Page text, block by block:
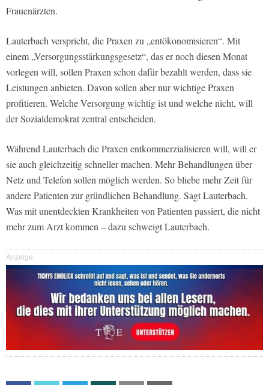
Frauenärzten.
Lauterbach verspricht, die Praxen zu „entökonomisieren“. Mit
einem „Versorgungsstärkungsgesetz“, das er noch diesen Monat
vorlegen will, sollen Praxen schon dafür bezahlt werden, dass sie
Leistungen anbieten. Davon sollen aber nur wichtige Praxen
profitieren. Welche Versorgung wichtig ist und welche nicht, will
der Sozialdemokrat zentral entscheiden.
Während Lauterbach die Praxen entkommerzialisieren will, will er
sie auch gleichzeitig schneller machen. Mehr Behandlungen über
Netz und Telefon sollen möglich werden. So bliebe mehr Zeit für
andere Patienten zur gründlichen Behandlung. Sagt Lauterbach.
Was mit unentdeckten Krankheiten von Patienten passiert, die nicht
mehr zum Arzt kommen – dazu schweigt Lauterbach.
Anzeige